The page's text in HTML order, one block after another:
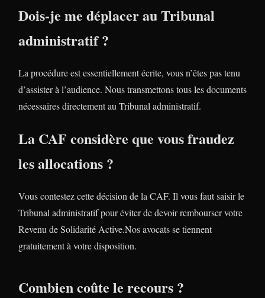
Dois-je me déplacer au Tribunal
administratif ?
La procédure est essentiellement écrite, vous n’êtes pas tenu
d’assister à l’audience. Nous transmettons tous les documents
nécessaires directement au Tribunal administratif.
La CAF considère que vous fraudez
les allocations ?
Vous contestez cette décision de la CAF. Il vous faut saisir le
Tribunal administratif pour éviter de devoir rembourser votre
Revenu de Solidarité Active.Nos avocats se tiennent
gratuitement à votre disposition.
Combien coûte le recours ?